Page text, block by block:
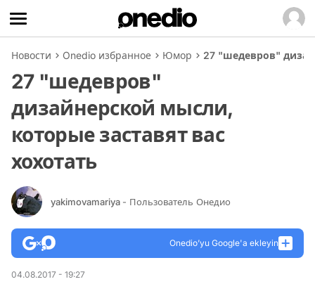
Новости Onedio избранное Юмор 27 "шедевров"
27 "шедевров"
дизайнерской мысли,
которые заставят вас
хохотать
yakimovamariya - Пользователь Онедио
Onedio’yu Google'a ekleyin
04.08.2017 - 19:27